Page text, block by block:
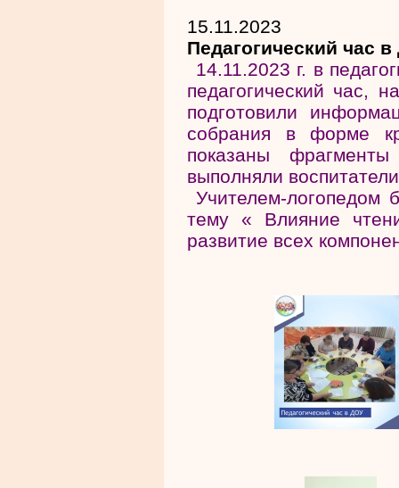
15.11.2023
Педагогический час
14.11.2023 г. в
педагогический час,
подготовили
собрания в форме
показаны
выполняли
Учителем-логопедом
тему « Влияние
развитие всех